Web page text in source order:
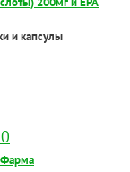
и капсулы